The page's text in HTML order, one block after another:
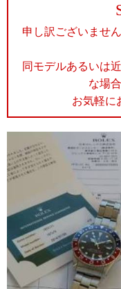
申し訳ございませ
同モデルあるいは
な場
お気軽に